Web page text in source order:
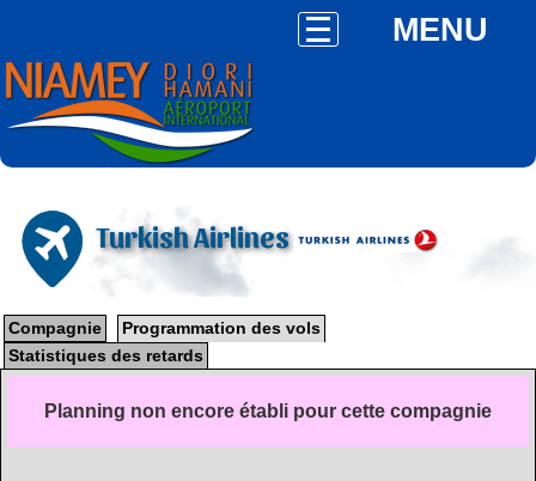
MENU
Turkish Airlines
Compagnie
Programmation des vols
Statistiques des retards
Planning non encore établi pour cette compagnie